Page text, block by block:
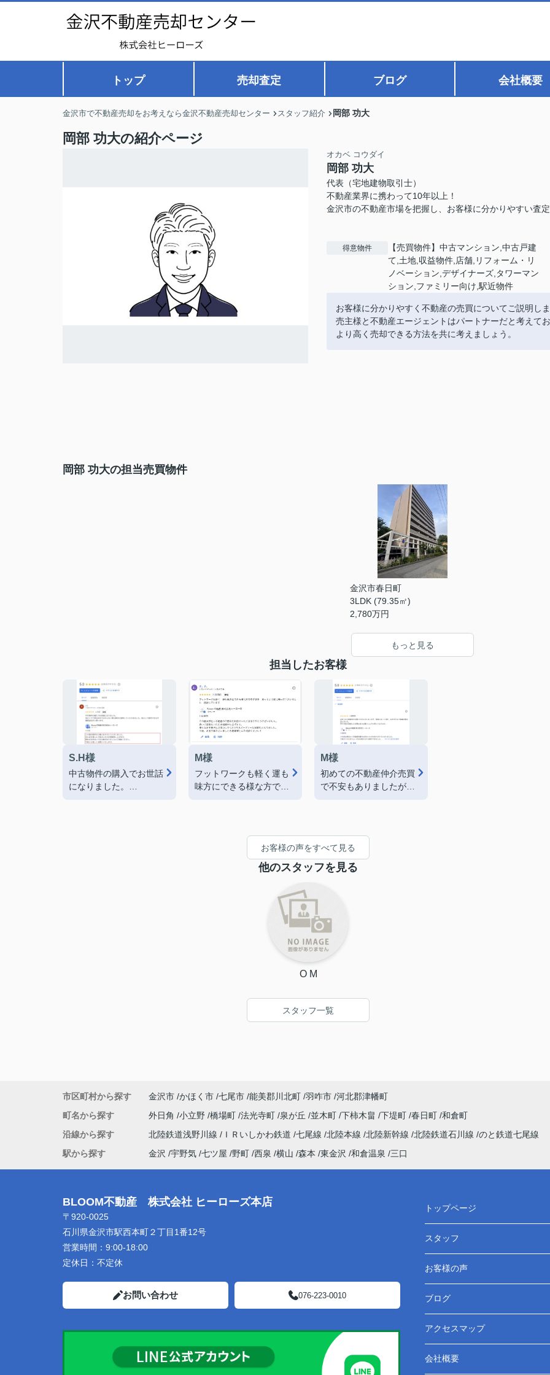
トップ 売却査定 ブログ 会社概要
金沢市で不動産売却をお考えなら金沢不動産売却センター スタッフ紹介 岡部 功大
岡部 功大の紹介ページ
オカベ コウダイ
岡部 功大
代表（宅地建物取引士）
不動産業界に携わって10年以上！
金沢市の不動産市場を把握し、お客様に分かりやすい査
得意物件
【売買物件】中古マンション,中古戸建
て,土地,収益物件,店舗,リフォーム・リ
ノベーション,デザイナーズ,タワーマン
ション,ファミリー向け,駅近物件
お客様に分かりやすく不動産の売買についてご説明しま
売主様と不動産エージェントはパートナーだと考えてお
より高く売却できる方法を共に考えましょう。
岡部 功大の担当売買物件
金沢市春日町
3LDK (79.35㎡)
2,780万円
もっと見る
担当したお客様
S.H様
中古物件の購入でお世話
になりました。
M様
フットワークも軽く運も
味方にできる様な方で空
M様
初めての不動産仲介売買
で不安もありましたが、
何十年後か施設に入る際
はまたお願いしようと思
っております。
お客様の声をすべて見る
他のスタッフを見る
O M
スタッフ一覧
市区町村から探す 金沢市 かほく市 七尾市 能美郡川北町 羽咋市 河北郡津幡町
町名から探す
外日角 小立野 橋場町 法光寺町 泉が丘 並木町 下柿木畠 下堤町 春日町 和倉町
沿線から探す
北陸鉄道浅野川線 ＩＲいしかわ鉄道 七尾線 北陸本線 北陸新幹線 北陸鉄道石川線 のと鉄道七尾線
駅から探す
金沢 宇野気 七ツ屋 野町 西泉 横山 森本 東金沢 和倉温泉 三口
BLOOM不動産 株式会社 ヒーローズ本店
〒920-0025
石川県金沢市駅西本町２丁目1番12号
営業時間： 9:00-18:00
定休日： 不定休
お問い合わせ 076-223-0010
トップページ
スタッフ
お客様の声
ブログ
アクセスマップ
会社概要